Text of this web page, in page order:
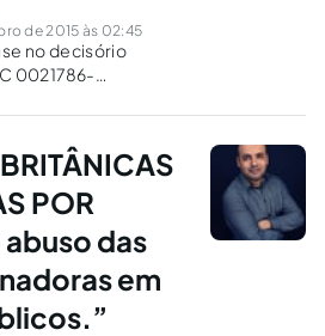
de 2015 às 02:45
no decisório
0021786-
trata da correção
divergentes em
não houve
POR
abuso das
em